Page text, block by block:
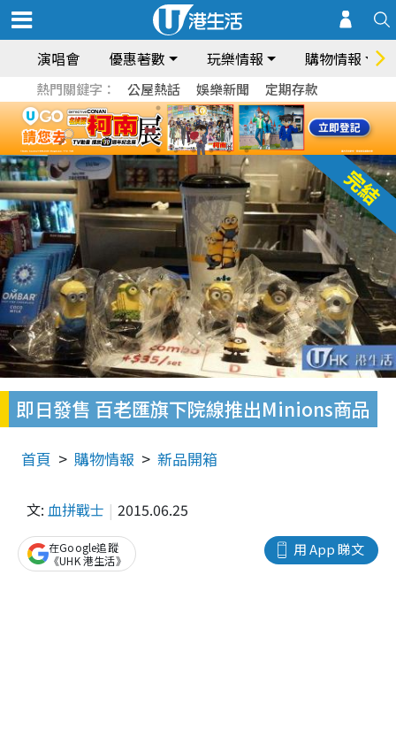
演唱會 優惠著數 玩樂情報 購物情報
熱門關鍵字： 公屋熱話 娛樂新聞 定期存款
即日發售 百老匯旗下院線推出Minions商品
首頁 購物情報 新品開箱
文: 血拼戰士 2015.06.25
用 App 睇文
在Google追蹤
《UHK 港生活》